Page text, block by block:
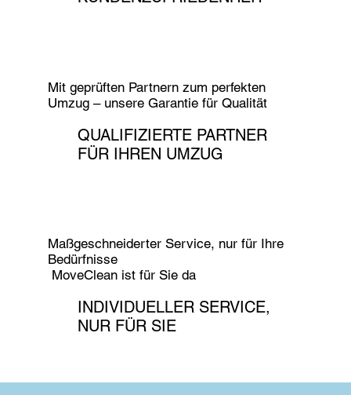
Mit geprüften Partnern zum perfekten
Umzug – unsere Garantie für Qualität
QUALIFIZIERTE PARTNER
FÜR IHREN UMZUG
Maßgeschneiderter Service, nur für Ihre
Bedürfnisse
MoveClean ist für Sie da
INDIVIDUELLER SERVICE,
NUR FÜR SIE